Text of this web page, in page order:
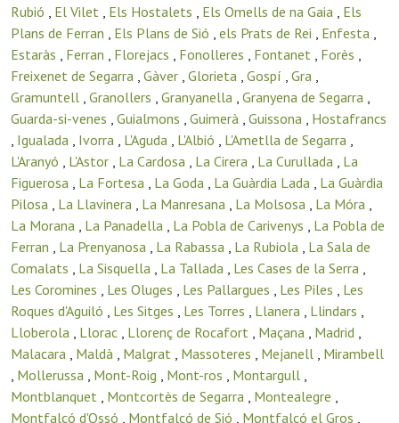
Rubió , El Vilet , Els Hostalets , Els Omells de na Gaia , Els
Plans de Ferran , Els Plans de Sió , els Prats de Rei , Enfesta ,
Estaràs , Ferran , Florejacs , Fonolleres , Fontanet , Forès ,
Freixenet de Segarra , Gàver , Glorieta , Gospí , Gra ,
Gramuntell , Granollers , Granyanella , Granyena de Segarra ,
Guarda-si-venes , Guialmons , Guimerà , Guissona , Hostafrancs
, Igualada , Ivorra , L'Aguda , L'Albió , L'Ametlla de Segarra ,
L'Aranyó , L'Astor , La Cardosa , La Cirera , La Curullada , La
Figuerosa , La Fortesa , La Goda , La Guàrdia Lada , La Guàrdia
Pilosa , La Llavinera , La Manresana , La Molsosa , La Móra ,
La Morana , La Panadella , La Pobla de Carivenys , La Pobla de
Ferran , La Prenyanosa , La Rabassa , La Rubiola , La Sala de
Comalats , La Sisquella , La Tallada , Les Cases de la Serra ,
Les Coromines , Les Oluges , Les Pallargues , Les Piles , Les
Roques d'Aguiló , Les Sitges , Les Torres , Llanera , Llindars ,
Lloberola , Llorac , Llorenç de Rocafort , Maçana , Madrid ,
Malacara , Maldà , Malgrat , Massoteres , Mejanell , Mirambell
, Mollerussa , Mont-Roig , Mont-ros , Montargull ,
Montblanquet , Montcortès de Segarra , Montealegre ,
Montfalcó d'Ossó , Montfalcó de Sió , Montfalcó el Gros ,